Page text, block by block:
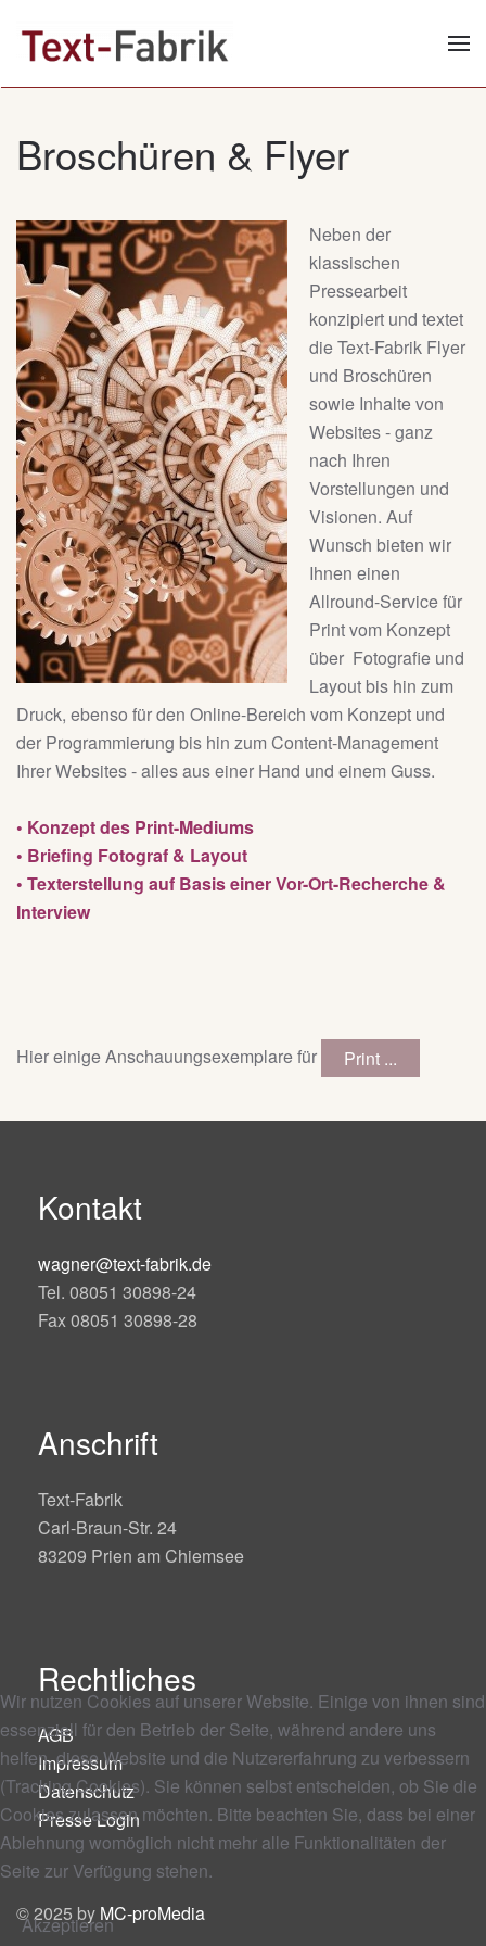
Zum Hauptinhalt springen
Broschüren & Flyer
Neben der
klassischen
Pressearbeit
konzipiert und textet
die Text-Fabrik Flyer
und Broschüren
sowie Inhalte von
Websites - ganz
nach Ihren
Vorstellungen und
Visionen. Auf
Wunsch bieten wir
Ihnen einen
Allround-Service für
Print vom Konzept
über Fotografie und
Layout bis hin zum
Druck, ebenso für den Online-Bereich vom Konzept und
der Programmierung bis hin zum Content-Management
Ihrer Websites - alles aus einer Hand und einem Guss.
• Konzept des Print-Mediums
• Briefing Fotograf & Layout
• Texterstellung auf Basis einer Vor-Ort-Recherche &
Interview
Hier einige Anschauungsexemplare für Print ...
Kontakt
wagner@text-fabrik.de
Tel. 08051 30898-24
Fax 08051 30898-28
Anschrift
Text-Fabrik
Carl-Braun-Str. 24
83209 Prien am Chiemsee
Rechtliches
AGB
Impressum
Datenschutz
Presse Login
© 2025 by MC-proMedia
Wir nutzen Cookies auf unserer Website. Einige von ihnen sind
essenziell für den Betrieb der Seite, während andere uns
helfen, diese Website und die Nutzererfahrung zu verbessern
(Tracking Cookies). Sie können selbst entscheiden, ob Sie die
Cookies zulassen möchten. Bitte beachten Sie, dass bei einer
Ablehnung womöglich nicht mehr alle Funktionalitäten der
Seite zur Verfügung stehen.
Akzeptieren